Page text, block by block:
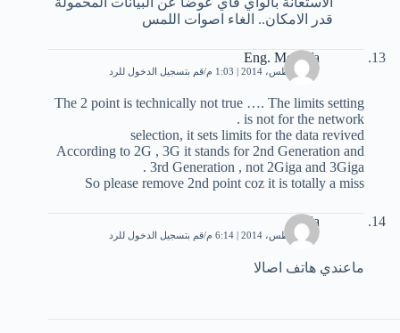
قدر الامكان.. الغاء اصوات اللمس
Eng. Mostafa
27 أغسطس، 2014 | 1:03 م قم بتسجيل الدخول للرد
The 2 point is technically not true …. The limits setting
is not for the network .
selection, it sets limits for the data revived
According to 2G , 3G it stands for 2nd Generation and
3rd Generation , not 2Giga and 3Giga .
So please remove 2nd point coz it is totally a miss
kada
27 أغسطس، 2014 | 6:14 م قم بتسجيل الدخول للرد
ماعندي هاتف اصالا